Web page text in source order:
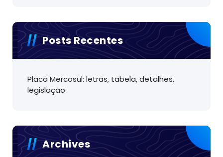
Posts Recentes
Placa Mercosul: letras, tabela, detalhes,
legislação
Archives